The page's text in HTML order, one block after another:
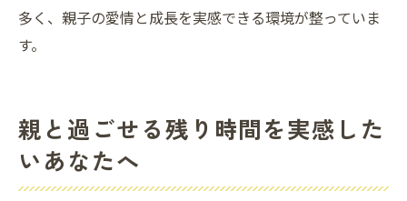
多く、親子の愛情と成長を実感できる環境が整っていま
す。
親と過ごせる残り時間を実感した
いあなたへ